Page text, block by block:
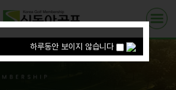
하루동안 보이지 않습니다